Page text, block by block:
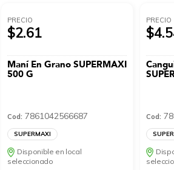
PRECIO
$2.61
Maní En Grano SUPERMAXI
500 G
Cod: 7861042566687
SUPERMAXI
Disponible en local
seleccionado
PRECIO
Cod: